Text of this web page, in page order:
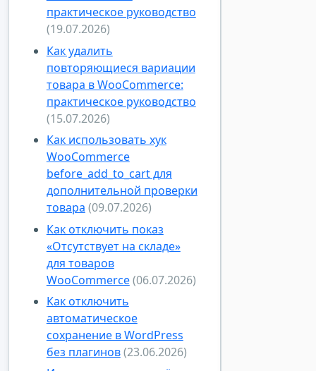
практическое руководство
(19.07.2026)
Как удалить
повторяющиеся вариации
товара в WooCommerce:
практическое руководство
(15.07.2026)
Как использовать хук
WooCommerce
before_add_to_cart для
дополнительной проверки
товара (09.07.2026)
Как отключить показ
«Отсутствует на складе»
для товаров
WooCommerce(06.07.2026)
Как отключить
автоматическое
сохранение в WordPress
без плагинов(23.06.2026)